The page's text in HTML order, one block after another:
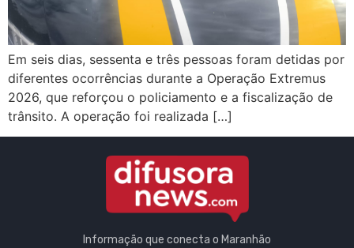
Em seis dias, sessenta e três pessoas foram detidas por
diferentes ocorrências durante a Operação Extremus
2026, que reforçou o policiamento e a fiscalização de
trânsito. A operação foi realizada […]
Informação que conecta o Maranhão